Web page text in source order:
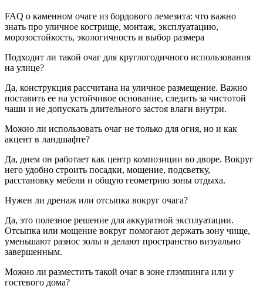
FAQ о каменном очаге из бордового лемезита: что важно
знать про уличное кострище, монтаж, эксплуатацию,
морозостойкость, экологичность и выбор размера
Подходит ли такой очаг для круглогодичного использования
на улице?
Да, конструкция рассчитана на уличное размещение. Важно
поставить ее на устойчивое основание, следить за чистотой
чаши и не допускать длительного застоя влаги внутри.
Можно ли использовать очаг не только для огня, но и как
акцент в ландшафте?
Да, днем он работает как центр композиции во дворе. Вокруг
него удобно строить посадки, мощение, подсветку,
расстановку мебели и общую геометрию зоны отдыха.
Нужен ли дренаж или отсыпка вокруг очага?
Да, это полезное решение для аккуратной эксплуатации.
Отсыпка или мощение вокруг помогают держать зону чище,
уменьшают разнос золы и делают пространство визуально
завершенным.
Можно ли разместить такой очаг в зоне глэмпинга или у
гостевого дома?